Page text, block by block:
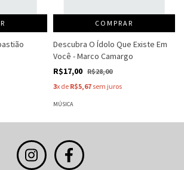
COMPRAR
Descubra O Ídolo Que Existe Em
Você - Marco Camargo
R$17,00 R$28,00
3x de R$5,67 sem juros
MÚSICA